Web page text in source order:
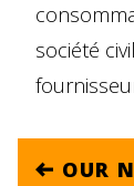
société
OUR